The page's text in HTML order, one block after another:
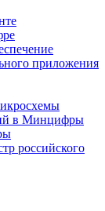
приложения
в Минцифры
российского